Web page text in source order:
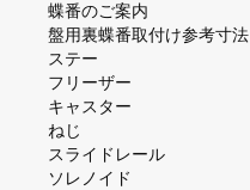
蝶番のご案内
盤⽤裏蝶番取付け参考⼨法
ステー
フリーザー
キャスター
ねじ
スライドレール
ソレノイド